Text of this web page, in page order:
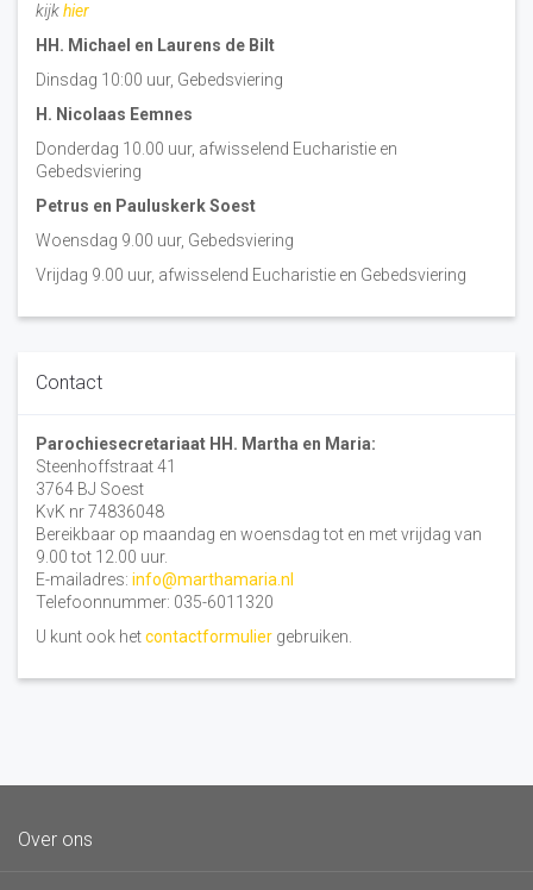
kijkhier
HH. Michael en Laurens de Bilt
Dinsdag 10:00 uur, Gebedsviering
H. Nicolaas Eemnes
Donderdag 10.00 uur, afwisselend Eucharistie en
Gebedsviering
Petrus en Pauluskerk Soest
Woensdag 9.00 uur, Gebedsviering
Vrijdag 9.00 uur, afwisselend Eucharistie en Gebedsviering
Contact
Parochiesecretariaat HH. Martha en Maria:
Steenhoffstraat 41
3764 BJ Soest
KvK nr 74836048
Bereikbaar op maandag en woensdag tot en met vrijdag van
9.00 tot 12.00 uur.
E-mailadres: info@marthamaria.nl
Telefoonnummer: 035-6011320
U kunt ook hetcontactformulier gebruiken.
Over ons